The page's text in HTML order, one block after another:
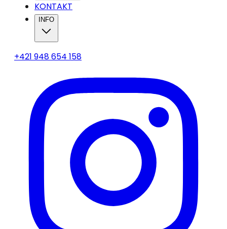
KONTAKT
INFO
+421 948 654 158